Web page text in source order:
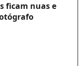
ficam nuas e